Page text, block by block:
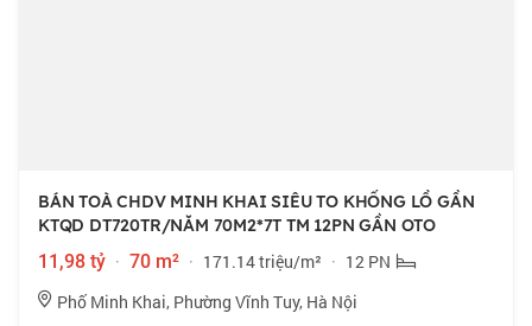
BÁN TOÀ CHDV MINH KHAI SIÊU TO KHỔNG LỒ GẦN
KTQD DT720TR/NĂM 70M2*7T TM 12PN GẦN OTO
11,98 tỷ · 70 m² · 171.14 triệu/m² · 12 PN
Phố Minh Khai, Phường Vĩnh Tuy, Hà Nội